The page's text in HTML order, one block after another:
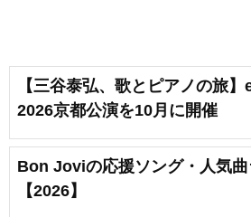
【三谷泰弘、歌とピアノの旅
2026京都公演を10月に開催
Bon Joviの応援ソング・人気
【2026】